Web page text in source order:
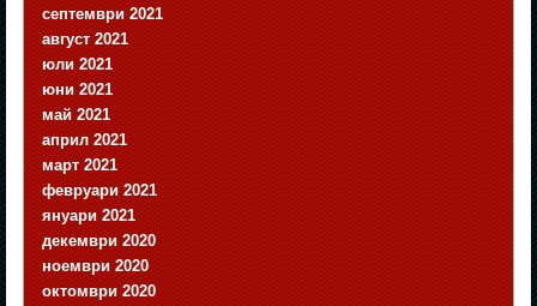
септември 2021
август 2021
юли 2021
юни 2021
май 2021
април 2021
март 2021
февруари 2021
януари 2021
декември 2020
ноември 2020
октомври 2020